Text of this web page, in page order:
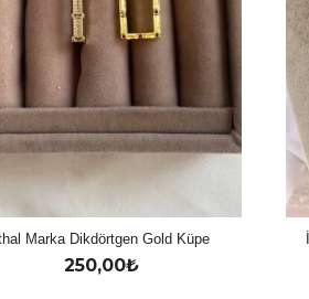
Marka Dikdörtgen Gold Küpe
250,00₺